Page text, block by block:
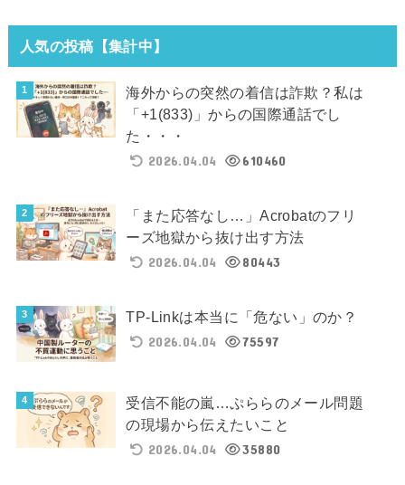
人気の投稿【集計中】
海外からの突然の着信は詐欺？私は
「+1(833)」からの国際通話でし
た・・・
2026.04.04
610460
「また応答なし…」Acrobatのフリ
ーズ地獄から抜け出す方法
2026.04.04
80443
TP-Linkは本当に「危ない」のか？
2026.04.04
75597
受信不能の嵐…ぷららのメール問題
の現場から伝えたいこと
2026.04.04
35880